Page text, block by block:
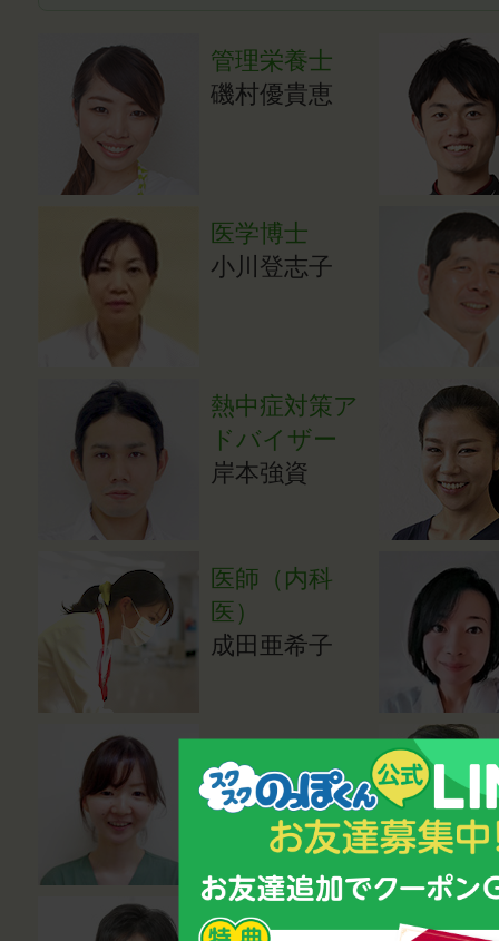
管理栄養士
磯村優貴恵
医学博士
小川登志子
熱中症対策ア
ドバイザー
岸本強資
医師（内科
医）
成田亜希子
医）
湯田貴江
心理カウンセ